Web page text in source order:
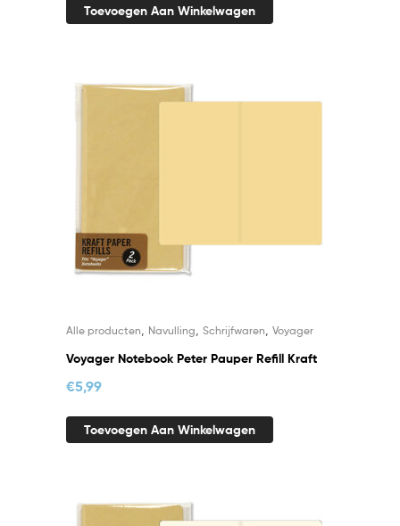
Toevoegen Aan Winkelwagen
Alle producten Navulling Schrijfwaren Voyager
Voyager Notebook Peter Pauper Refill Kraft
€5,99
Toevoegen Aan Winkelwagen